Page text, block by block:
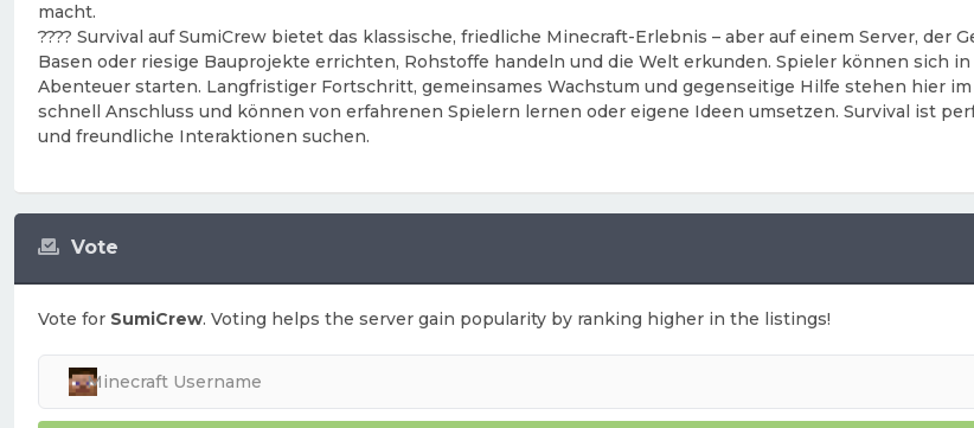
Vote
Vote for SumiCrew. Voting helps the server gain popularity by ranking higher in the listings!
macht.
???? Survival auf SumiCrew bietet das klassische, friedliche Minecraft-Erlebnis – aber auf einem Server,
Basen oder riesige Bauprojekte errichten, Rohstoffe handeln und die Welt erkunden. Spieler können sich
Abenteuer starten. Langfristiger Fortschritt, gemeinsames Wachstum und gegenseitige Hilfe stehen hier
schnell Anschluss und können von erfahrenen Spielern lernen oder eigene Ideen umsetzen. Survival ist
und freundliche Interaktionen suchen.